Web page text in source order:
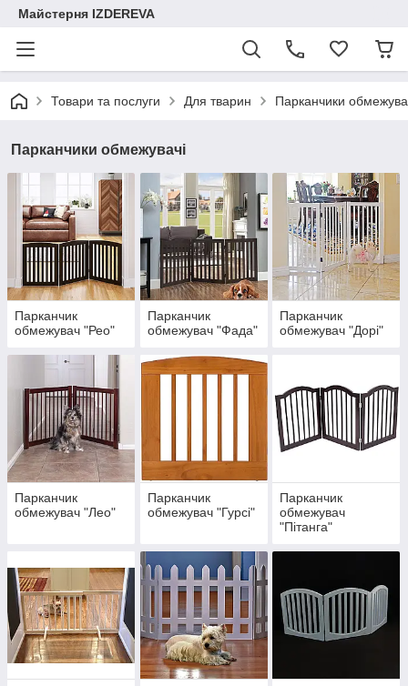
Майстерня IZDEREVA
Товари та послуги Для тварин Парканчики
Парканчики обмежувачі
Парканчик
обмежувач "Рео"
Парканчик
обмежувач "Фада"
Парканчик
обмежувач "Дорі"
Парканчик
обмежувач "Лео"
Парканчик
обмежувач "Гурсі"
Парканчик
обмежувач
"Пітанга"